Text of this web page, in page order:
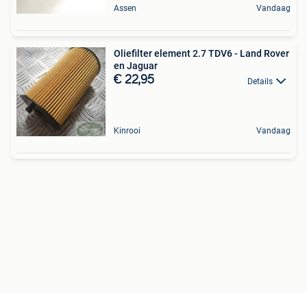
Assen Vandaag
Oliefilter element 2.7 TDV6 - Land Rover
en Jaguar
€ 22,95 Details
Kinrooi Vandaag